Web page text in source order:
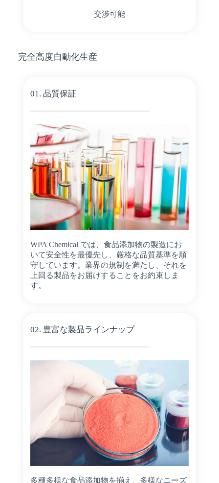
交渉可能
完全高度自動化生産
01. 品質保証
WPA Chemical では、食品添加物の製造にお
いて安全性を最優先し、厳格な品質基準を順
守しています。業界の規制を満たし、それを
上回る製品をお届けすることをお約束しま
す。
02. 豊富な製品ラインナップ
多種多様な食品添加物を揃え、多様なニーズ